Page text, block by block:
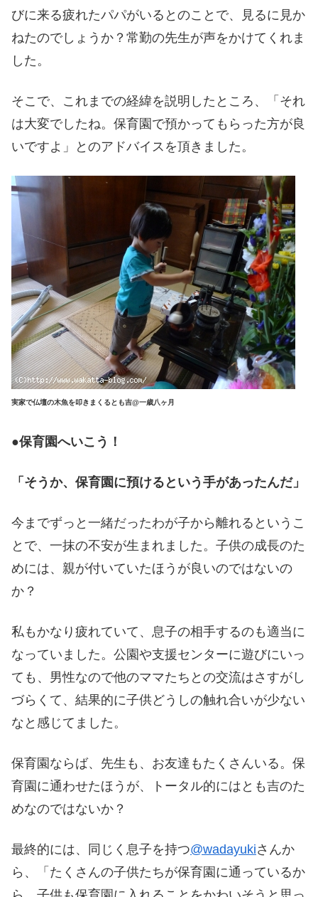
びに来る疲れたパパがいるとのことで、見るに見か
ねたのでしょうか？常勤の先生が声をかけてくれま
した。
そこで、これまでの経緯を説明したところ、「それ
は大変でしたね。保育園で預かってもらった方が良
いですよ」とのアドバイスを頂きました。
実家で仏壇の木魚を叩きまくるとも吉@一歳八ヶ月
●保育園へいこう！
「そうか、保育園に預けるという手があったんだ」
今までずっと一緒だったわが子から離れるというこ
とで、一抹の不安が生まれました。子供の成長のた
めには、親が付いていたほうが良いのではないの
か？
私もかなり疲れていて、息子の相手するのも適当に
なっていました。公園や支援センターに遊びにいっ
ても、男性なので他のママたちとの交流はさすがし
づらくて、結果的に子供どうしの触れ合いが少ない
なと感じてました。
保育園ならば、先生も、お友達もたくさんいる。保
育園に通わせたほうが、トータル的にはとも吉のた
めなのではないか？
最終的には、同じく息子を持つ@wadayukiさんか
ら、「たくさんの子供たちが保育園に通っているか